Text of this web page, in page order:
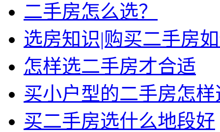
二手房怎么选？
选房知识|购买二手房
怎样选二手房才合适
买小户型的二手房怎样
买二手房选什么地段好